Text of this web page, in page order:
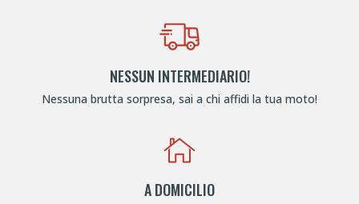
NESSUN INTERMEDIARIO!
Nessuna brutta sorpresa, sai a chi affidi la tua moto!
A DOMICILIO